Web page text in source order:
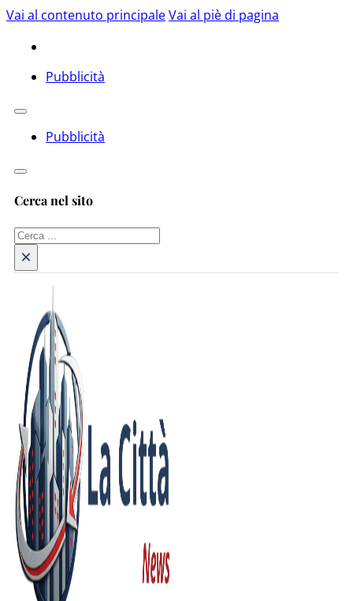
Vai al contenuto principaleVai al piè di pagina
Pubblicità
Pubblicità
Cerca nel sito
Cerca
×